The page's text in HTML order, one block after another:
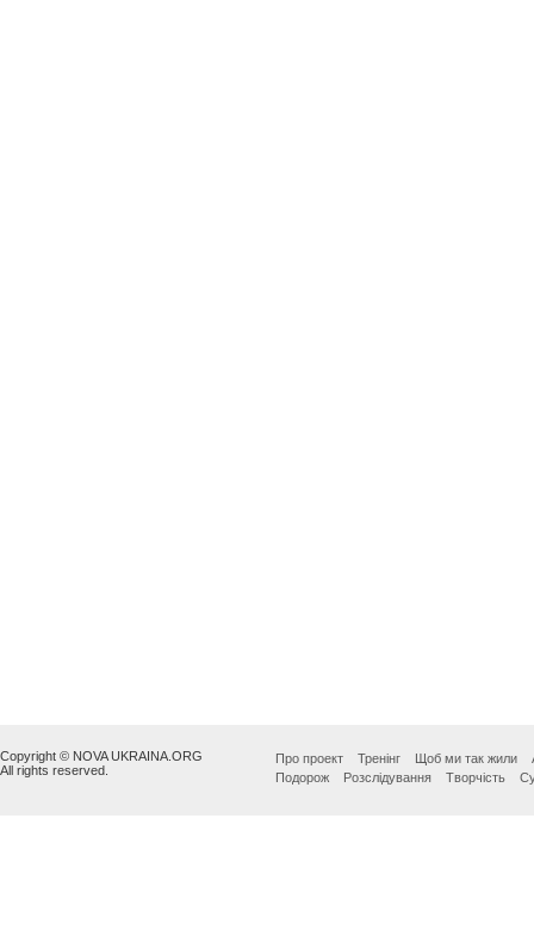
Copyright © NOVA UKRAINA.ORG
All rights reserved.
Про проект Тренінг Щоб ми так жили
Подорож
Розслідування Творчість